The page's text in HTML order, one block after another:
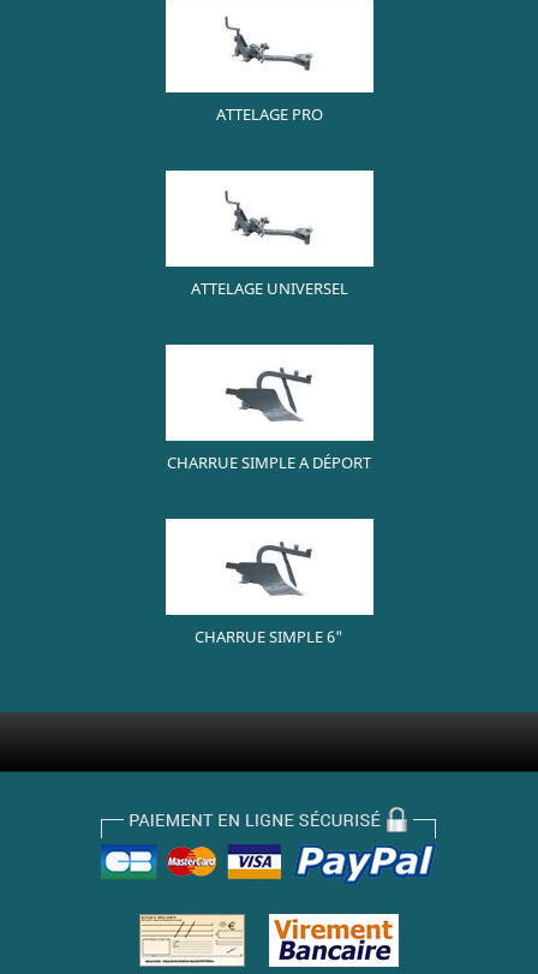
ATTELAGE PRO
ATTELAGE UNIVERSEL
CHARRUE SIMPLE A DÉPORT
CHARRUE SIMPLE 6"